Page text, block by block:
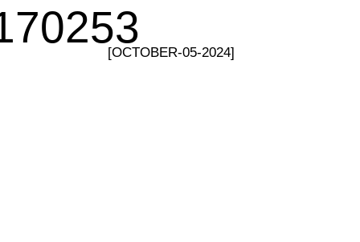
[OCTOBER-05-2024]